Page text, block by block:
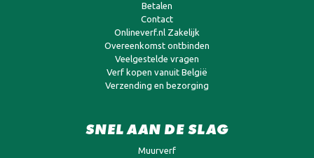
Betalen
Contact
Onlineverf.nl Zakelijk
Overeenkomst ontbinden
Veelgestelde vragen
Verf kopen vanuit België
Verzending en bezorging
SNEL AAN DE SLAG
Muurverf